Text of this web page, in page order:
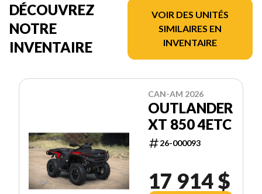
DÉCOUVREZ
NOTRE
INVENTAIRE
VOIR DES UNITÉS
SIMILAIRES EN
INVENTAIRE
CAN-AM 2026
OUTLANDER
XT 850 4ETC
26-000093
17 914 $